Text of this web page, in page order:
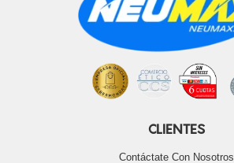
CLIENTES
Contáctate Con Nosotros